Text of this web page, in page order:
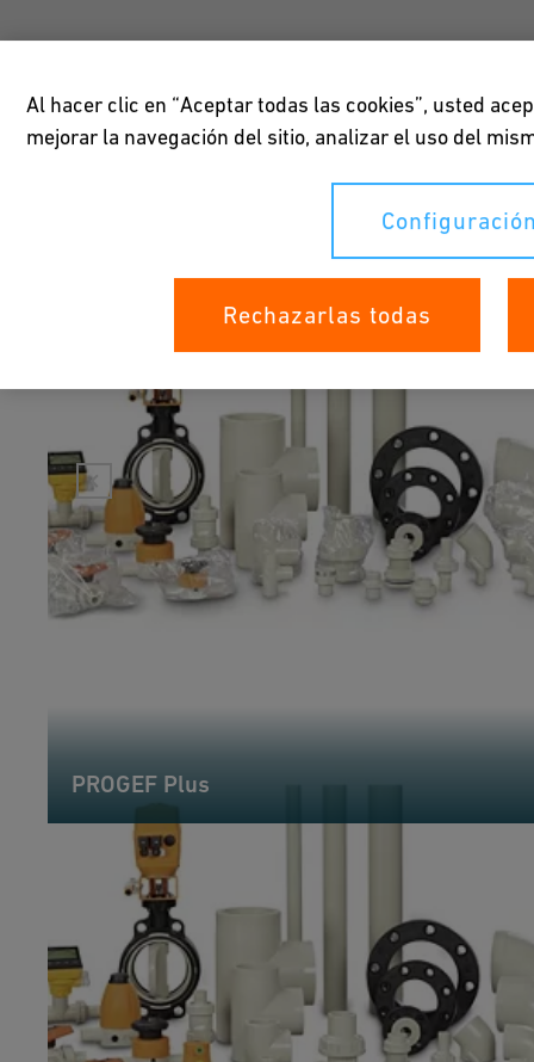
Productos
PROGEF Plus
Al hacer clic en “Aceptar todas las cookies”, usted
mejorar la navegación del sitio, analizar el uso del
Rechazarlas todas